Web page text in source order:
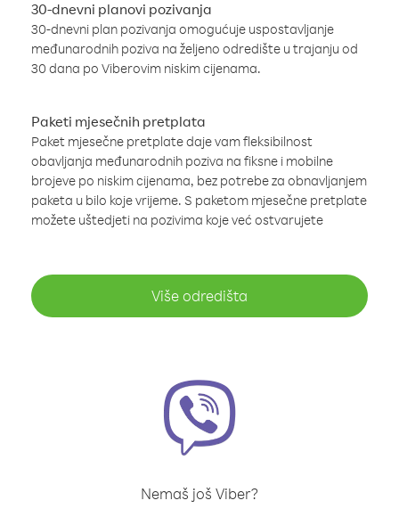
30-dnevni planovi pozivanja
30-dnevni plan pozivanja omogućuje uspostavljanje
međunarodnih poziva na željeno odredište u trajanju od
30 dana po Viberovim niskim cijenama.
Paketi mjesečnih pretplata
Paket mjesečne pretplate daje vam fleksibilnost
obavljanja međunarodnih poziva na fiksne i mobilne
brojeve po niskim cijenama, bez potrebe za obnavljanjem
paketa u bilo koje vrijeme. S paketom mjesečne pretplate
možete uštedjeti na pozivima koje već ostvarujete
Više odredišta
Nemaš još Viber?